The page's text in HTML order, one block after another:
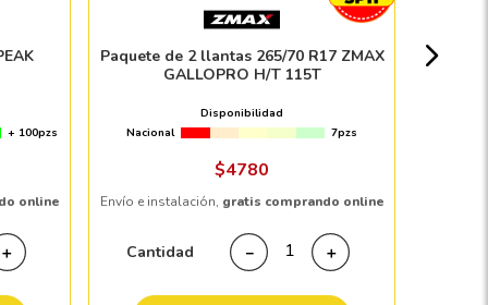
+ 100pzs
online
＋
Paquete de 2 llantas 265/70 R17 ZMAX
GALLOPRO H/T 115T
Disponibilidad
Nacional
7pzs
$4780
Envío e instalación, gratis comprando online
Cantidad ＋
－